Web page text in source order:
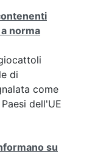
norma
di
come
dell'UE
su